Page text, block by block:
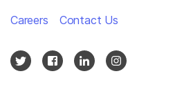
Careers Contact Us